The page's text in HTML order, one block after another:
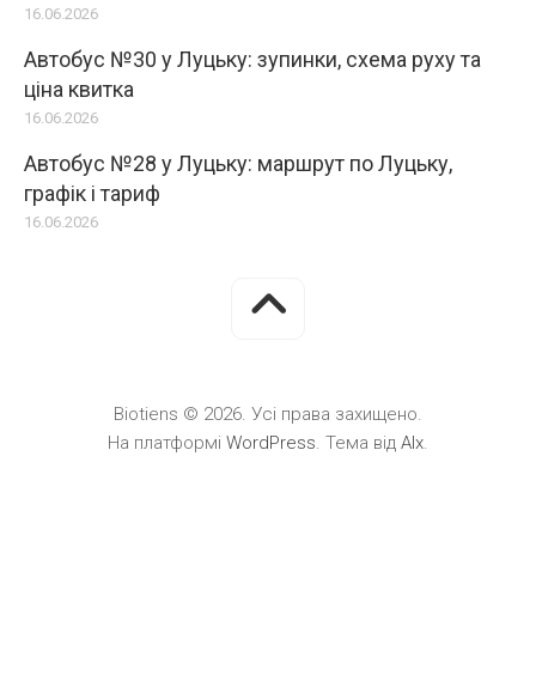
16.06.2026
Автобус №30 у Луцьку: зупинки, схема руху та
ціна квитка
16.06.2026
Автобус №28 у Луцьку: маршрут по Луцьку,
графік і тариф
16.06.2026
Biotiens © 2026. Усі права захищено.
На платформі WordPress. Тема від Alx.